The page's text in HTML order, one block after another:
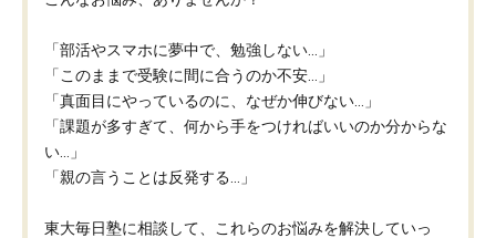
「部活やスマホに夢中で、勉強しない…」
「このままで受験に間に合うのか不安…」
「真面目にやっているのに、なぜか伸びない…」
「課題が多すぎて、何から手をつければいいのか分からな
い…」
「親の言うことは反発する…」
東大毎日塾に相談して、これらのお悩みを解決していっ